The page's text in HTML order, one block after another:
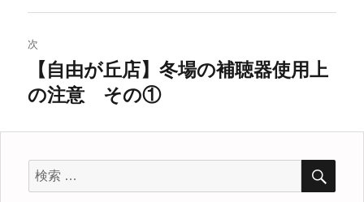
ビ
ゲ
ー
ン
稿:
次
の
【自由が丘店】冬場の補聴器使用上
の注意 その①
検
索
検